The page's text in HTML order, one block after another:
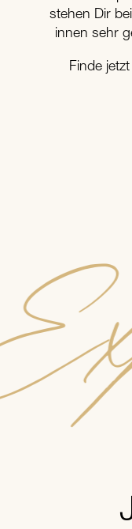
stehen Dir
innen sehr
Finde